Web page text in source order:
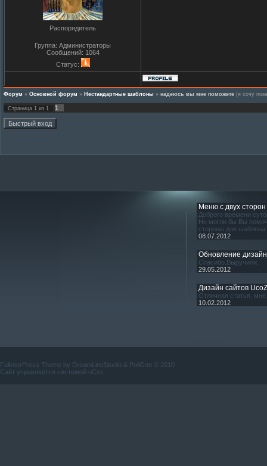
Распорядитель
Группа: Администраторы
Сообщений: 1064
Статус:
Форум » Основной форум » Нестандартные шаблоны » надеюсь вы мне поможете (я хочу
Страница 1 из 1 1
Меню с двух
Доброго времени
Не могли бы Вы
стороны для шаблона
08.07.2012
Обновление
Спасибо.Выручили.
29.05.2012
Дизайн сайтов UcoZ
Отличная статья,
10.02.2012
FalknerPress Theme by DreamLineStudio & PoliGon © 2010
Сайт управляется системой uCoz